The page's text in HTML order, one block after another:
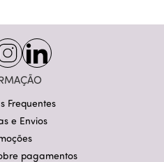
Frequentes
e Envios
pagamentos